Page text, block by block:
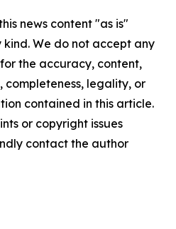
news content "as is"
We do not accept any
the accuracy, content,
completeness, legality, or
contained in this article.
or copyright issues
contact the author